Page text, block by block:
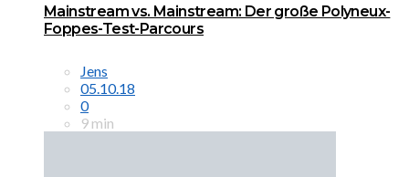
Mainstream vs. Mainstream: Der große Polyneux-
Foppes-Test-Parcours
Jens
05.10.18
0
9 min